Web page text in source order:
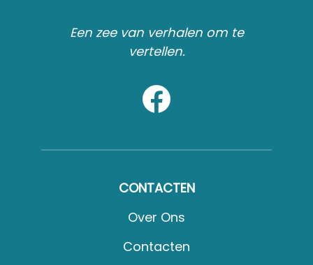
Een zee van verhalen om te
vertellen.
CONTACTEN
Over Ons
Contacten